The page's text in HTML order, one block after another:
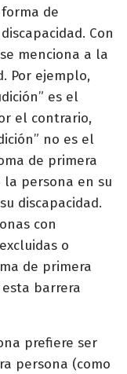
de
Con
menciona a la
Por ejemplo,
es el
el contrario,
no es el
de primera
persona en su
discapacidad.
con
o
de primera
barrera
prefiere ser
persona (como